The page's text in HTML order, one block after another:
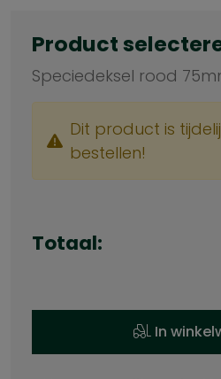
Product
Speciedeksel rood
Dit product is
bestellen!
Totaal:
In